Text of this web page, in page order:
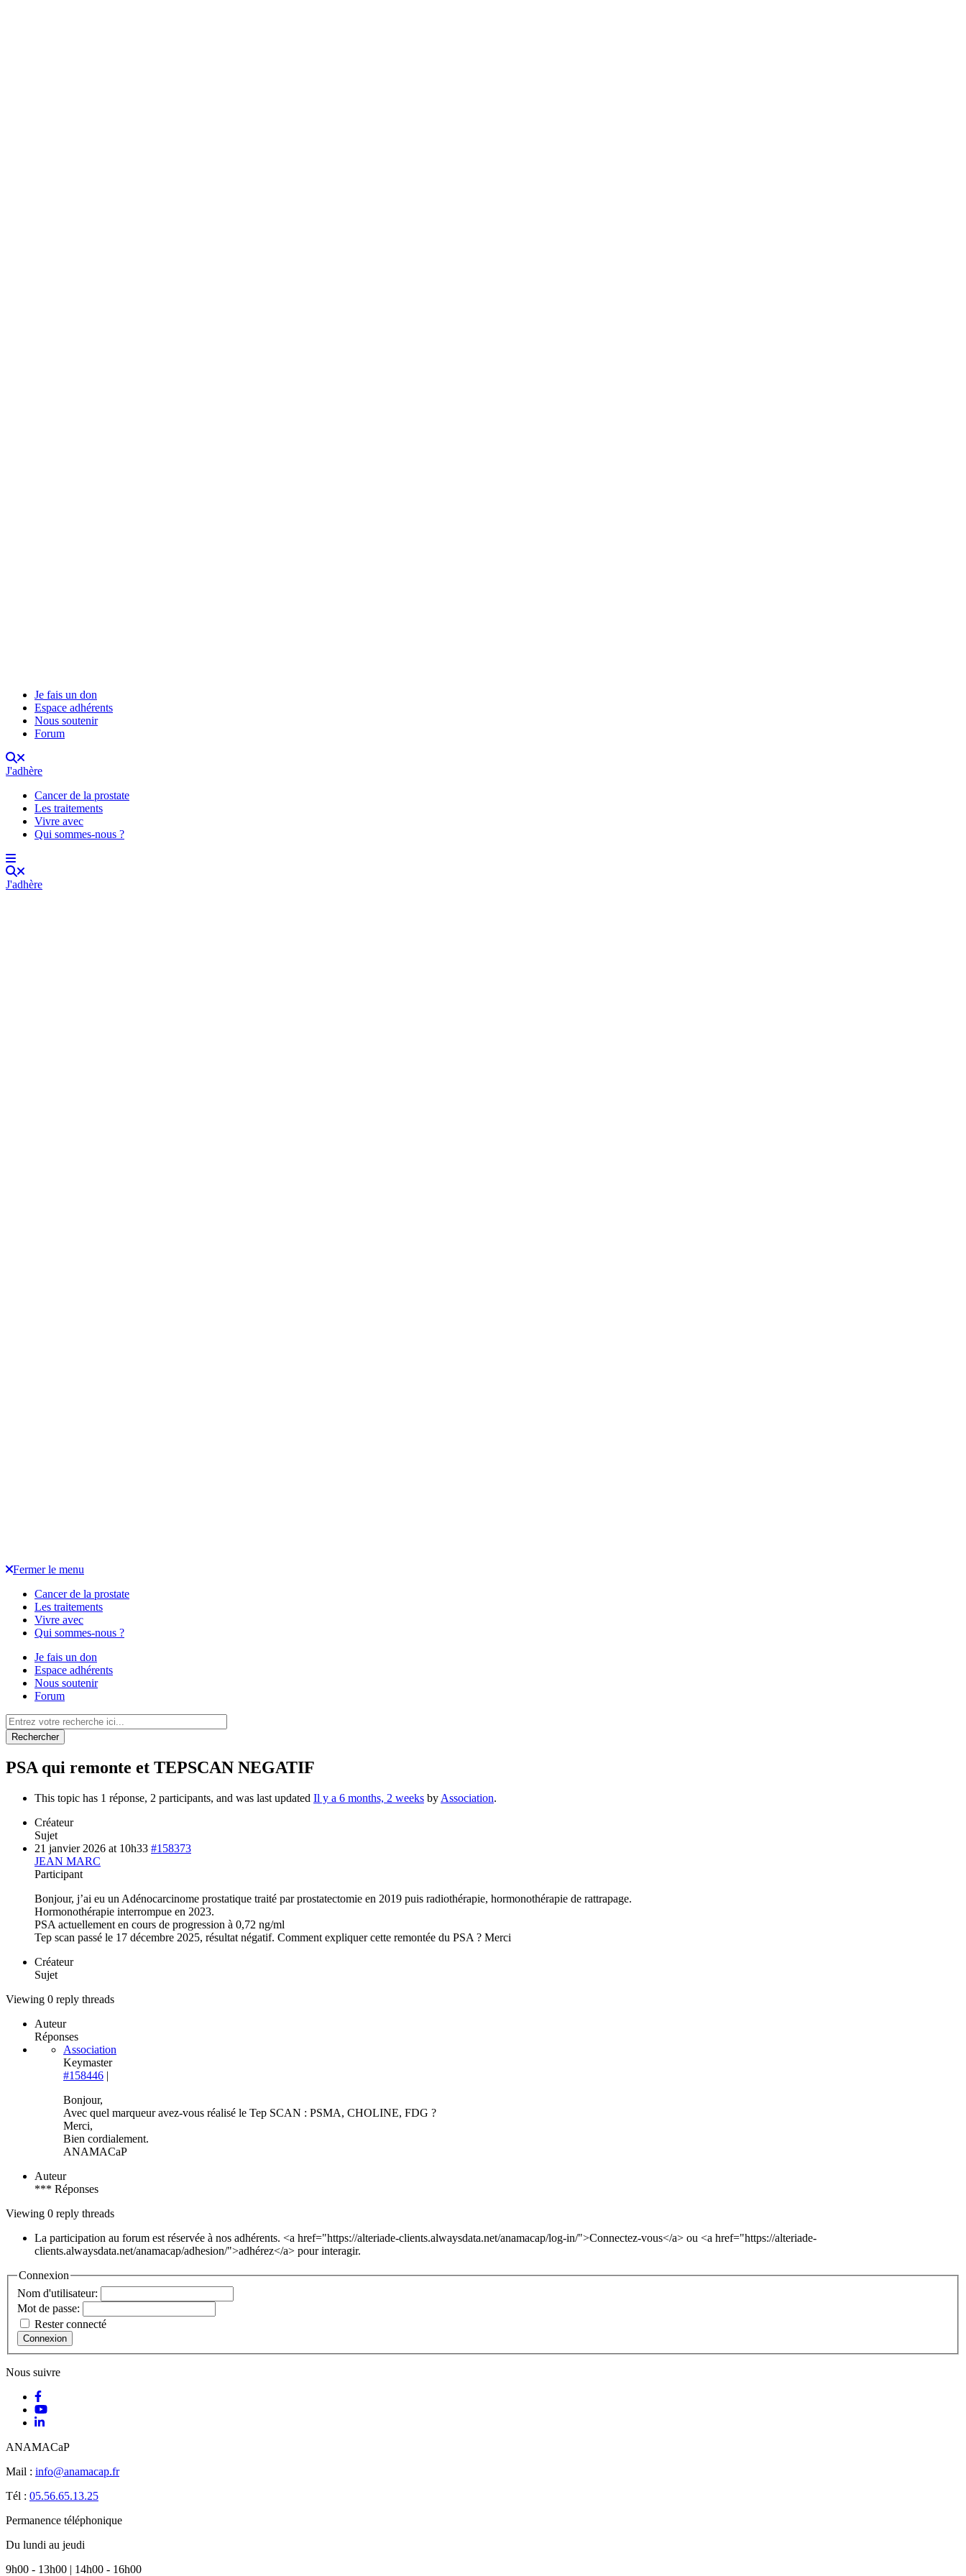
Je fais un don
Espace adhérents
Nous soutenir
Forum
J'adhère
Cancer de la prostate
Les traitements
Vivre avec
Qui sommes-nous ?
J'adhère
Fermer le menu
Cancer de la prostate
Les traitements
Vivre avec
Qui sommes-nous ?
Je fais un don
Espace adhérents
Nous soutenir
Forum
Rechercher
PSA qui remonte et TEPSCAN NEGATIF
This topic has 1 réponse, 2 participants, and was last updated Il y a 6 months, 2 weeks by Association.
Créateur
Sujet
21 janvier 2026 at 10h33 #158373
JEAN MARC
Participant
Bonjour, j’ai eu un Adénocarcinome prostatique traité par prostatectomie en 2019 puis radiothérapie, hormonothérapie de rattrapage.
Hormonothérapie interrompue en 2023.
PSA actuellement en cours de progression à 0,72 ng/ml
Tep scan passé le 17 décembre 2025, résultat négatif. Comment expliquer cette remontée du PSA ? Merci
Créateur
Sujet
Viewing 0 reply threads
Auteur
Réponses
Association
Keymaster
#158446 |
Bonjour,
Avec quel marqueur avez-vous réalisé le Tep SCAN : PSMA, CHOLINE, FDG ?
Merci,
Bien cordialement.
ANAMACaP
Auteur
*** Réponses
Viewing 0 reply threads
La participation au forum est réservée à nos adhérents. <a href="https://alteriade-clients.alwaysdata.net/anamacap/log-in/">Connectez-vous</a> ou <a href="https://alteriade-
clients.alwaysdata.net/anamacap/adhesion/">adhérez</a> pour interagir.
Connexion
Nom d'utilisateur:
Mot de passe:
Rester connecté
Connexion
Nous suivre
ANAMACaP
Mail : info@anamacap.fr
Tél : 05.56.65.13.25
Permanence téléphonique
Du lundi au jeudi
9h00 - 13h00 | 14h00 - 16h00